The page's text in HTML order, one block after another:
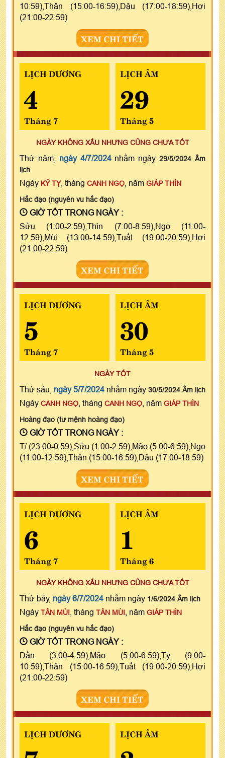
10:59),Thân (15:00-16:59),Dậu (17:00-18:59),Hợi
(21:00-22:59)
XEM CHI TIẾT
LỊCH DƯƠNG
4
Tháng 7
LỊCH ÂM
29
Tháng 5
NGÀY KHÔNG XẤU NHƯNG CŨNG CHƯA TỐT
Thứ năm, ngày 4/7/2024nhằm ngày29/5/2024 Âm
lịch
Ngày KỶ TỴ, tháng CANH NGỌ , năm GIÁP THÌN
Hắc đạo (nguyên vu hắc đạo)
GIỜ TỐT TRONG NGÀY :
Sửu (1:00-2:59),Thìn (7:00-8:59),Ngọ (11:00-
12:59),Mùi (13:00-14:59),Tuất (19:00-20:59),Hợi
(21:00-22:59)
XEM CHI TIẾT
LỊCH DƯƠNG
5
Tháng 7
LỊCH ÂM
30
Tháng 5
NGÀY TỐT
Thứ sáu, ngày 5/7/2024 nhằm ngày 30/5/2024 Âm lịch
Ngày CANH NGỌ , tháng CANH NGỌ , năm GIÁP THÌN
Hoàng đạo (tư mệnh hoàng đạo)
GIỜ TỐT TRONG NGÀY :
Tí (23:00-0:59),Sửu (1:00-2:59),Mão (5:00-6:59),Ngọ
(11:00-12:59),Thân (15:00-16:59),Dậu (17:00-18:59)
XEM CHI TIẾT
LỊCH DƯƠNG
6
Tháng 7
LỊCH ÂM
1
Tháng 6
NGÀY KHÔNG XẤU NHƯNG CŨNG CHƯA TỐT
Thứ bảy, ngày 6/7/2024 nhằm ngày 1/6/2024 Âm lịch
Ngày TÂN MÙI , tháng TÂN MÙI , năm GIÁP THÌN
Hắc đạo (nguyên vu hắc đạo)
GIỜ TỐT TRONG NGÀY :
Dần (3:00-4:59),Mão (5:00-6:59),Tỵ (9:00-
10:59),Thân (15:00-16:59),Tuất (19:00-20:59),Hợi
(21:00-22:59)
XEM CHI TIẾT
LỊCH DƯƠNG LỊCH ÂM